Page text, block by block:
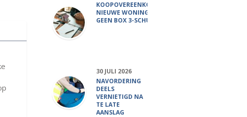
KOOPOVEREENKOMST
NIEUWE WONING
GEEN BOX 3-SCHULD
30 JULI 2026
NAVORDERING
DEELS
VERNIETIGD NA
TE LATE
AANSLAG